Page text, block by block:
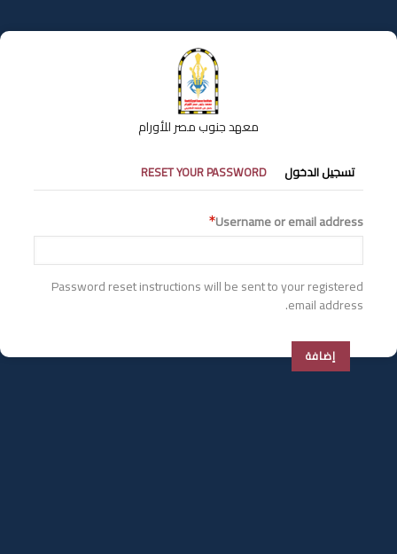
إلى
المحتوى
معهد جنوب مصر للأورام
التبويبات
الأساسية
تسجيل الدخول RESET YOUR PASSWORD
Username or email address
Password reset instructions will be sent to your registered
email address.